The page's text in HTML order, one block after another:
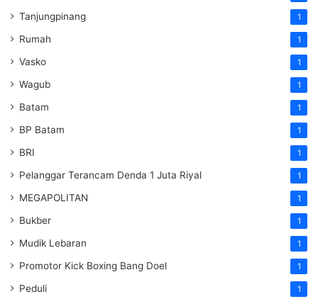
Tanjungpinang 1
Rumah 1
Vasko 1
Wagub 1
Batam 1
BP Batam 1
BRI 1
Pelanggar Terancam Denda 1 Juta Riyal 1
MEGAPOLITAN 1
Bukber 1
Mudik Lebaran 1
Promotor Kick Boxing Bang Doel 1
Peduli 1